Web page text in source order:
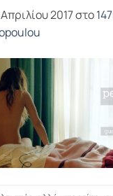
Απριλίου 2017στο